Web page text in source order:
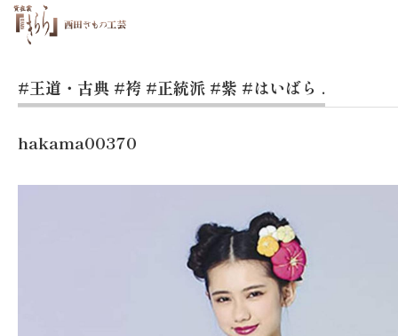
#王道・古典 #袴 #正統派 #紫 #はいばら .
hakama00370